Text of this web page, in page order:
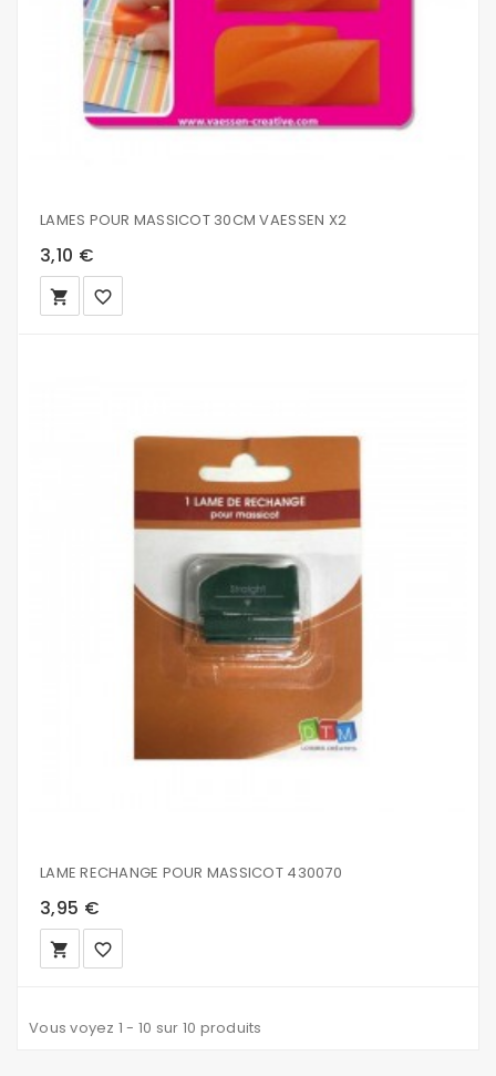
LAMES POUR MASSICOT 30CM VAESSEN X2
3,10 €
local_grocery_store favorite_border
LAME RECHANGE POUR MASSICOT 430070
3,95 €
local_grocery_store favorite_border
Vous voyez 1 - 10 sur 10 produits